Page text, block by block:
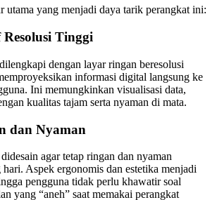
utama yang menjadi daya tarik perangkat ini:
Tinggi
dengan layar ringan beresolusi
informasi digital langsung ke
Ini memungkinkan visualisasi data,
kualitas tajam serta nyaman di mata.
dan Nyaman
agar tetap ringan dan nyaman
Aspek ergonomis dan estetika menjadi
pengguna tidak perlu khawatir soal
yang “aneh” saat memakai perangkat